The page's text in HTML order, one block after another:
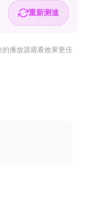
重新测速
的播放源观看效果更佳